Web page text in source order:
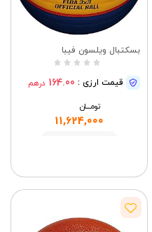
بسکتبال ویلسون فیبا
قیمت ارزی : 164.00 درهم
تومــــــان
11,624,000